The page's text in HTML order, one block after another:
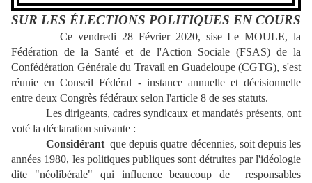
SUR LES ÉLECTIONS POLITIQUES EN COURS
Ce vendredi 28 Février 2020, sise Le MOULE, la
Fédération de la Santé et de l'Action Sociale (FSAS) de la
Confédération Générale du Travail en Guadeloupe (CGTG), s'est
réunie en Conseil Fédéral - instance annuelle et décisionnelle
entre deux Congrès fédéraux selon l'article 8 de ses statuts.
Les dirigeants, cadres syndicaux et mandatés présents, ont
voté la déclaration suivante :
Considérantque depuis quatre décennies, soit depuis les
années 1980, les politiques publiques sont détruites par l'idéologie
dite "néolibérale" qui influence beaucoup de responsables